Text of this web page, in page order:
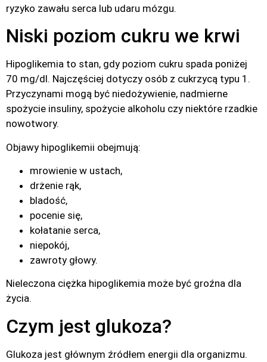
ryzyko zawału serca lub udaru mózgu.
Niski poziom cukru we krwi
Hipoglikemia to stan, gdy poziom cukru spada poniżej
70 mg/dl. Najczęściej dotyczy osób z cukrzycą typu 1.
Przyczynami mogą być niedożywienie, nadmierne
spożycie insuliny, spożycie alkoholu czy niektóre rzadkie
nowotwory.
Objawy hipoglikemii obejmują:
mrowienie w ustach,
drżenie rąk,
bladość,
pocenie się,
kołatanie serca,
niepokój,
zawroty głowy.
Nieleczona ciężka hipoglikemia może być groźna dla
życia.
Czym jest glukoza?
Glukoza jest głównym źródłem energii dla organizmu.